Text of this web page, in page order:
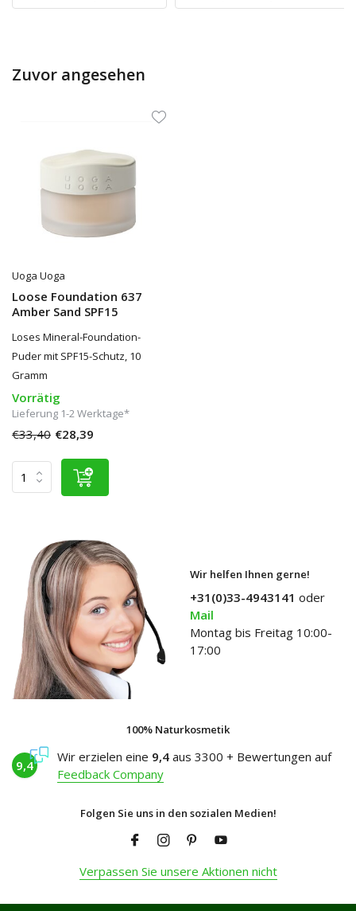
Zuvor angesehen
Uoga Uoga
Loose Foundation 637
Amber Sand SPF15
Loses Mineral-Foundation-
Puder mit SPF15-Schutz, 10
Gramm
Vorrätig
Lieferung 1-2 Werktage*
€33,40 €28,39
Wir helfen Ihnen gerne!
+31(0)33-4943141 oder
Mail
Montag bis Freitag 10:00-
17:00
100% Naturkosmetik
9,4
Wir erzielen eine 9,4 aus 3300 + Bewertungen auf
Feedback Company
Folgen Sie uns in den sozialen Medien!
Verpassen Sie unsere Aktionen nicht